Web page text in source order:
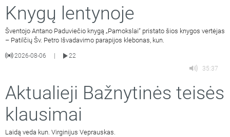
Knygų lentynoje
Šventojo Antano Paduviečio knygą „Pamokslai“ pristato šios knygos vertėjas
– Patilčių Šv. Petro Išvadavimo parapijos klebonas, kun.
2026-08-06
22
35:37
Aktualieji Bažnytinės teisės
klausimai
Laidą veda kun. Virginijus Veprauskas.